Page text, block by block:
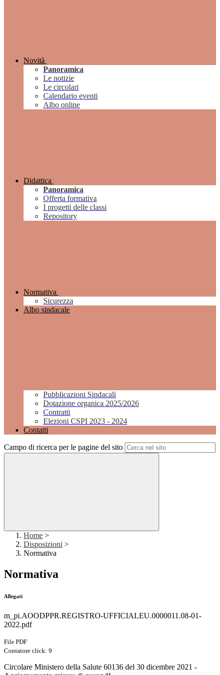
Novità
Panoramica
Le notizie
Le circolari
Calendario eventi
Albo online
Didattica
Panoramica
Offerta formativa
I progetti delle classi
Repository
Normativa
Sicurezza
Albo sindacale
Pubblicazioni Sindacali
Dotazione organica 2025/2026
Contratti
Elezioni CSPI 2023 - 2024
Contatti
Campo di ricerca per le pagine del sito
Home >
Disposizioni >
Normativa
Normativa
Allegati
m_pi.AOODPPR.REGISTRO-UFFICIALEU.0000011.08-01-
2022.pdf
File PDF
Contatore click: 9
Circolare Ministero della Salute 60136 del 30 dicembre 2021 -